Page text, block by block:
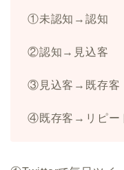
①未認知→認知
②認知→見込客
③見込客→既存客
④既存客→リピー